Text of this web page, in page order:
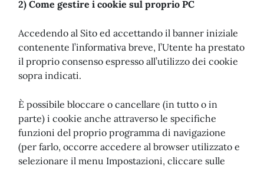
2) Come gestire i cookie sul proprio PC
Accedendo al Sito ed accettando il banner iniziale
contenente l’informativa breve, l’Utente ha prestato
il proprio consenso espresso all’utilizzo dei cookie
sopra indicati.
È possibile bloccare o cancellare (in tutto o in
parte) i cookie anche attraverso le specifiche
funzioni del proprio programma di navigazione
(per farlo, occorre accedere al browser utilizzato e
selezionare il menu Impostazioni, cliccare sulle